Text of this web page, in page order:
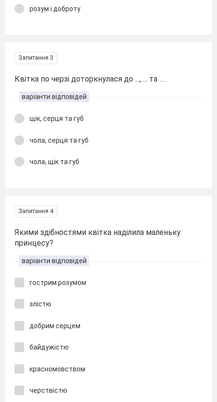
розум і доброту
Запитання 3
Квітка по черзі доторкнулася до ..., ... та ... .
варіанти відповідей
щік, серця та губ
чола, серця та губ
чола, щік та губ
Запитання 4
Якими здібностями квітка наділила маленьку
принцесу?
варіанти відповідей
гострим розумом
злістю
добрим серцем
байдужістю
красномовством
черствістю